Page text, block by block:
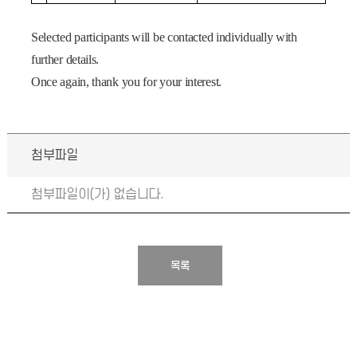
Selected participants will be contacted individually with
further details.
Once again, thank you for your interest.
첨부파일
첨부파일이(가) 없습니다.
목록